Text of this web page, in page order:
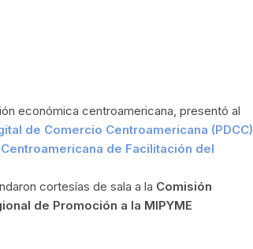
económica centroamericana, presentó al
de Comercio Centroamericana (PDCC)
de Facilitación del
cortesías de sala a la Comisión
de Promoción a la MIPYME